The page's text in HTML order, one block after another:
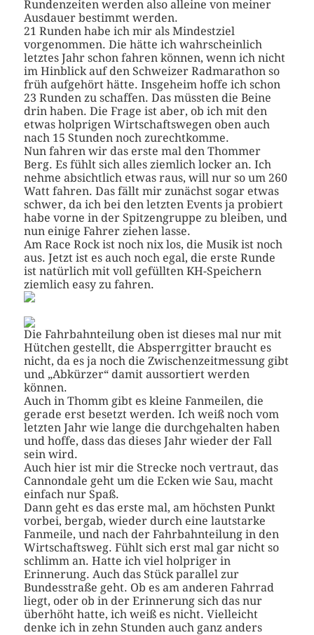
Rundenzeiten werden also alleine von meiner
Ausdauer bestimmt werden.
21 Runden habe ich mir als Mindestziel
vorgenommen. Die hätte ich wahrscheinlich
letztes Jahr schon fahren können, wenn ich nicht
im Hinblick auf den Schweizer Radmarathon so
früh aufgehört hätte. Insgeheim hoffe ich schon
23 Runden zu schaffen. Das müssten die Beine
drin haben. Die Frage ist aber, ob ich mit den
etwas holprigen Wirtschaftswegen oben auch
nach 15 Stunden noch zurechtkomme.
Nun fahren wir das erste mal den Thommer
Berg. Es fühlt sich alles ziemlich locker an. Ich
nehme absichtlich etwas raus, will nur so um 260
Watt fahren. Das fällt mir zunächst sogar etwas
schwer, da ich bei den letzten Events ja probiert
habe vorne in der Spitzengruppe zu bleiben, und
nun einige Fahrer ziehen lasse.
Am Race Rock ist noch nix los, die Musik ist noch
aus. Jetzt ist es auch noch egal, die erste Runde
ist natürlich mit voll gefüllten KH-Speichern
ziemlich easy zu fahren.
Die Fahrbahnteilung oben ist dieses mal nur mit
Hütchen gestellt, die Absperrgitter braucht es
nicht, da es ja noch die Zwischenzeitmessung gibt
und „Abkürzer“ damit aussortiert werden
können.
Auch in Thomm gibt es kleine Fanmeilen, die
gerade erst besetzt werden. Ich weiß noch vom
letzten Jahr wie lange die durchgehalten haben
und hoffe, dass das dieses Jahr wieder der Fall
sein wird.
Auch hier ist mir die Strecke noch vertraut, das
Cannondale geht um die Ecken wie Sau, macht
einfach nur Spaß.
Dann geht es das erste mal, am höchsten Punkt
vorbei, bergab, wieder durch eine lautstarke
Fanmeile, und nach der Fahrbahnteilung in den
Wirtschaftsweg. Fühlt sich erst mal gar nicht so
schlimm an. Hatte ich viel holpriger in
Erinnerung. Auch das Stück parallel zur
Bundesstraße geht. Ob es am anderen Fahrrad
liegt, oder ob in der Erinnerung sich das nur
überhöht hatte, ich weiß es nicht. Vielleicht
denke ich in zehn Stunden auch ganz anders